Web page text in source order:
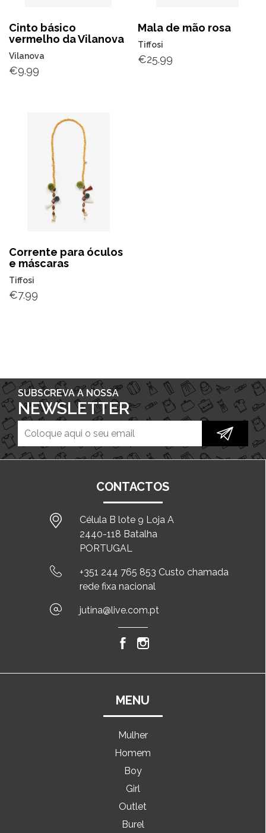
Cinto básico
vermelho da Vilanova
Vilanova
€9.99
Mala de mão rosa
Tiffosi
€25.99
Corrente para óculos
e máscaras
Tiffosi
€7.99
SUBSCREVA A NOSSA
NEWSLETTER
CONTACTOS
Célula B lote 9 Loja A
2440-118 Batalha
PORTUGAL
+351 244 765 853 Custo chamada
rede fixa nacional
jutina@live.com.pt
MENU
Mulher
Homem
Boy
Girl
Outlet
Burel